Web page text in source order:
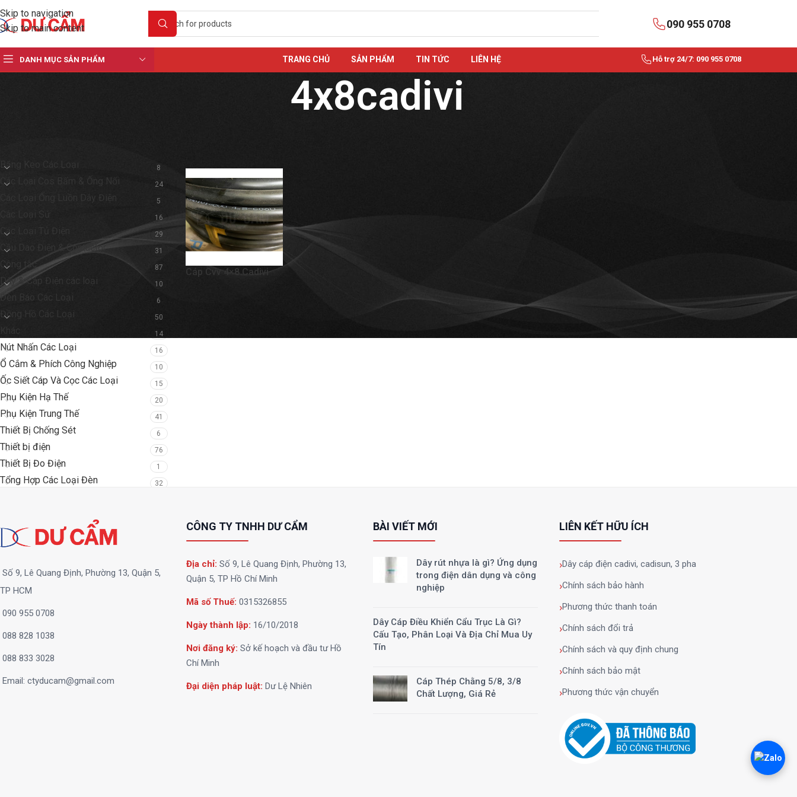
Skip to navigation
Skip to main content
090 955 0708
DANH MỤC SẢN PHẨM TRANG CHỦ SẢN PHẨM TIN TỨC LIÊN HỆ Hỗ trợ 24/7: 090 955 0708
4x8cadivi
Băng Keo Các Loại 8
Các Lọai Cos Bấm & Ống Nối 24
Các Loại Ống Luồn Dây Điện 5
16
Các Loại Tủ Điện 29
Cầu Dao Điện & Contactor 31
Công tắc 87
Dây & Cáp Điện các loại 10
Đèn Báo Các Loại 6
Đồng Hồ Các Loại 50
Khác 14
Nút Nhấn Các Loại 16
Ổ Cắm & Phích Công Nghiệp 10
Ốc Siết Cáp Và Cọc Các Loại 15
Phụ Kiện Hạ Thế 20
Phụ Kiện Trung Thế 41
Thiết Bị Chống Sét 6
Thiết bị điện 76
Thiết Bị Đo Điện 1
Tổng Hợp Các Loại Đèn 32
Cáp Cvv 4×8 Cadivi
Số 9, Lê Quang Định, Phường 13, Quận 5,
TP HCM
090 955 0708
088 828 1038
088 833 3028
Email: ctyducam@gmail.com
CÔNG TY TNHH DƯ CẨM
Địa chỉ:Số 9, Lê Quang Định, Phường 13,
Quận 5, TP Hồ Chí Minh
Mã số Thuế: 0315326855
Ngày thành lập: 16/10/2018
Nơi đăng ký: Sở kế hoạch và đầu tư Hồ
Chí Minh
Đại diện pháp luật: Dư Lệ Nhiên
BÀI VIẾT MỚI
Dây rút nhựa là gì? Ứng dụng
trong điện dân dụng và công
nghiệp
Dây Cáp Điều Khiển Cẩu Trục Là Gì?
Cấu Tạo, Phân Loại Và Địa Chỉ Mua Uy
Tín
Cáp Thép Chằng 5/8, 3/8
Chất Lượng, Giá Rẻ
LIÊN KẾT HỮU ÍCH
Dây cáp điện cadivi, cadisun, 3 pha
Chính sách bảo hành
Phương thức thanh toán
Chính sách đổi trả
Chính sách và quy định chung
Chính sách bảo mật
Phương thức vận chuyển